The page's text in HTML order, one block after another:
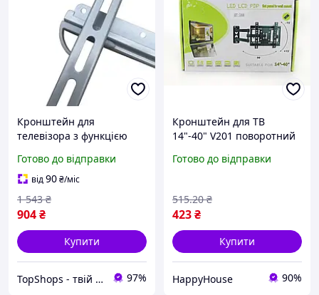
Кронштейн для
телевізора з функцією
поворотного телевізора,
Стійки кронштейни для
тв UM-43
Готово до відправки
від90₴/міс
904₴
1 543 ₴
Купити
TopShops - твій інтернет магазин 97%
Кронштейн для ТВ
14"-40" V201 поворотний
телевізора, кріплення з
Готово до відправки
423₴
515.20 ₴
Купити
HappyHouse 90%